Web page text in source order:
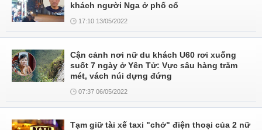
khách người Nga ở phố cổ
17:10 13/05/2022
Cận cảnh nơi nữ du khách U60 rơi xuống
suốt 7 ngày ở Yên Tử: Vực sâu hàng trăm
mét, vách núi dựng đứng
07:37 06/05/2022
Tạm giữ tài xế taxi "chở" điện thoại của 2 nữ